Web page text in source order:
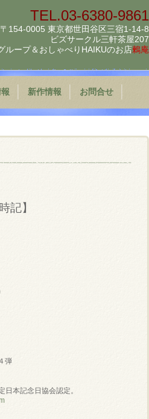
TEL.03-6380-9861
〒154-0005 東京都世田谷区三宿1-14-8
ビズサークル三軒茶屋207
ループ＆ おしゃべりHAIKUのお店鶫庵
新作情報 お問合せ
記】
弾
本記念日協会認定。